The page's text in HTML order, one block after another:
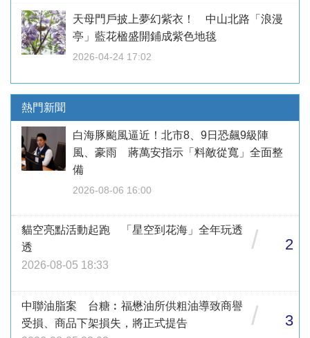
天母門戶披上夢幻紫衣！ 中山北路「浪漫
亭」藍花楹盛開鋪成紫色地毯
2026-04-24 17:02
熱門新聞
白海豚颱風逼近！北市8、9日恐飆9級陣
風、豪雨 蔣萬安指示「料敵從寬」全面整
備
2026-08-06 16:00
貓空亮點活動起跑 「星空到花海」全年玩透
透
2026-08-05 18:33
/ 2
中聯油脂案 台糖︰福懋油所供粗油導致商譽
受損、商品下架損失，將正式提告
/ 3